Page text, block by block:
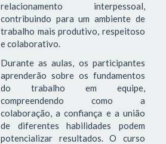
relacionamento interpessoal,
contribuindo para um ambiente de
trabalho mais produtivo, respeitoso
e colaborativo.
Durante as aulas, os participantes
aprenderão sobre os fundamentos
do trabalho em equipe,
compreendendo como a
colaboração, a confiança e a união
de diferentes habilidades podem
potencializar resultados. O curso